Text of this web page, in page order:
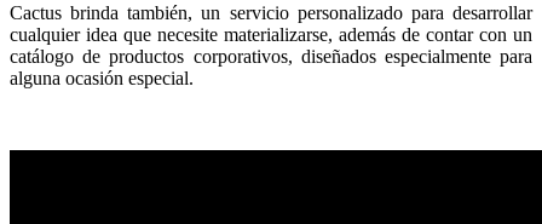
Cactus brinda también, un servicio personalizado para desarrollar
cualquier idea que necesite materializarse, además de contar con un
catálogo de productos corporativos, diseñados especialmente para
alguna ocasión especial.